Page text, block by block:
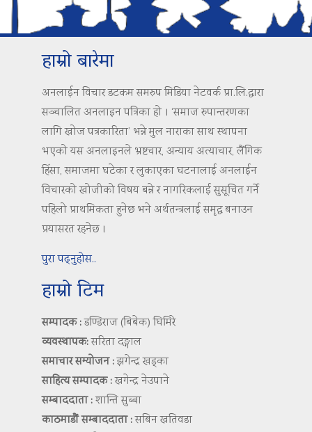
हाम्रो बारेमा
अनलाईन विचार डटकम समरुप मिडिया नेटवर्क प्रा.लि.द्वारा
सञ्चालित अनलाइन पत्रिका हो । ‘समाज रुपान्तरणका
लागि खोज पत्रकारिता’ भन्ने मुल नाराका साथ स्थापना
भएको यस अनलाइनले भ्रष्टचार, अन्याय अत्याचार, लैंगिक
हिंसा, समाजमा घटेका र लुकाएका घटनालाई अनलाईन
विचारको खोजीको विषय बन्ने र नागरिकलाई सुसूचित गर्ने
पहिलो प्राथमिकता हुनेछ भने अर्थतन्त्रलाई समृद्ध बनाउन
प्रयासरत रहनेछ ।
पुरा पढ्नुहोस..
हाम्रो टिम
सम्पादक :डण्डिराज (बिबेक) घिमिरे
व्यवस्थापक:सरिता दङ्गाल
समाचार सम्योजन :झगेन्द्र खड्का
साहित्य सम्पादक :खगेन्द्र नेउपाने
सम्बाददाता :शान्ति सुब्बा
काठमाडौं सम्बाददाता :सबिन खतिवडा